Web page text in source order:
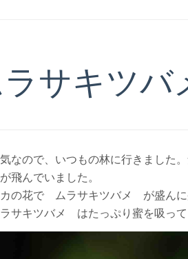
サキツバ
なので、いつもの林に行きました
飛んでいました。
の花で ムラサキツバメ が盛んに
サキツバメ はたっぷり蜜を吸って